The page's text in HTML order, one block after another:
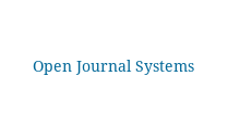
Open Journal Systems